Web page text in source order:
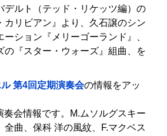
デルト（テッド・リケッツ編）の
カリビアン』より、久石譲のシン
ション『メリーゴーランド』、
の『スター・ウォーズ』組曲、を
第4回定期演奏会の情報をアッ
会情報です。M.ムソルグスキー
曲、保科 洋の風紋、F.マクベス